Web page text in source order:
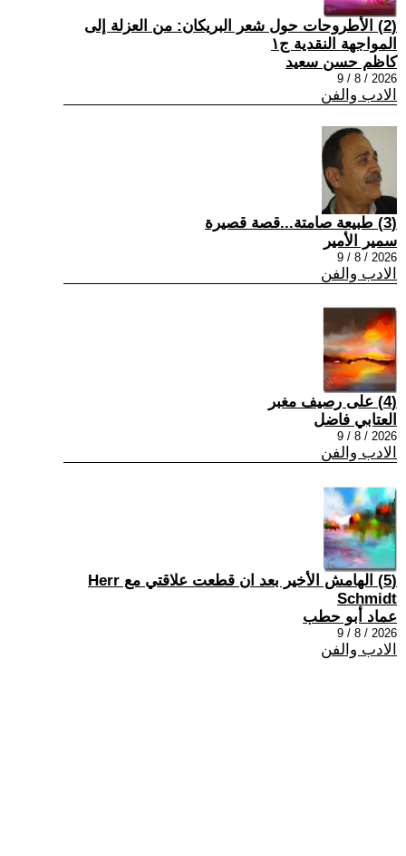
(2) الأطروحات حول شعر البريكان: من العزلة إلى
المواجهة النقدية ج١
كاظم حسن سعيد
2026 / 8 / 9
الادب والفن
(3) طبيعة صامتة...قصة قصيرة
سمير الأمير
2026 / 8 / 9
الادب والفن
(4) على رصيف مغبر
العتابي فاضل
2026 / 8 / 9
الادب والفن
(5) الهامش الأخير بعد ان قطعت علاقتي مع Herr
Schmidt
عماد أبو حطب
2026 / 8 / 9
الادب والفن